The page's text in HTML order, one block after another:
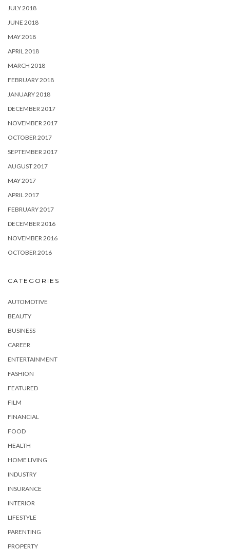
JULY 2018
JUNE 2018
MAY 2018
APRIL 2018
MARCH 2018
FEBRUARY 2018
JANUARY 2018
DECEMBER 2017
NOVEMBER 2017
OCTOBER 2017
SEPTEMBER 2017
AUGUST 2017
MAY 2017
APRIL 2017
FEBRUARY 2017
DECEMBER 2016
NOVEMBER 2016
OCTOBER 2016
CATEGORIES
AUTOMOTIVE
BEAUTY
BUSINESS
CAREER
ENTERTAINMENT
FASHION
FEATURED
FILM
FINANCIAL
FOOD
HEALTH
HOME LIVING
INDUSTRY
INSURANCE
INTERIOR
LIFESTYLE
PARENTING
PROPERTY